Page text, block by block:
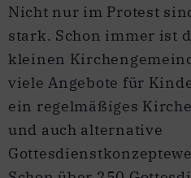
Nicht nur im Protest
stark. Schon immer ist
kleinen
viele Angebote für
ein regelmäßiges
und auch alternative